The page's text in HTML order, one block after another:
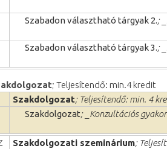
Szabadon választható tárgyak 2.;
Szabadon választható tárgyak 3.;
; Teljesítendő: min.4 kredit
Szakdolgozat; Teljesítendő: min. 4
Szakdolgozat; _Konzultációs
Szakdolgozati szeminárium;